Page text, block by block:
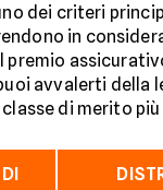
dei criteri
in
premio
avvalerti della
di merito